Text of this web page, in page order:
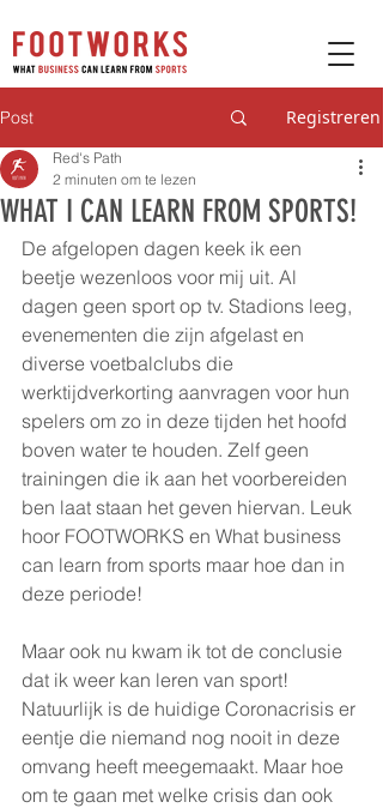
Post Registreren
WHAT I CAN LEARN FROM SPORTS!
Red's Path
2 minuten om te lezen
De afgelopen dagen keek ik een
beetje wezenloos voor mij uit. Al
dagen geen sport op tv. Stadions leeg,
evenementen die zijn afgelast en
diverse voetbalclubs die
werktijdverkorting aanvragen voor hun
spelers om zo in deze tijden het hoofd
boven water te houden. Zelf geen
trainingen die ik aan het voorbereiden
ben laat staan het geven hiervan. Leuk
hoor FOOTWORKS en What business
can learn from sports maar hoe dan in
deze periode!
Maar ook nu kwam ik tot de conclusie
dat ik weer kan leren van sport!
Natuurlijk is de huidige Coronacrisis er
eentje die niemand nog nooit in deze
omvang heeft meegemaakt. Maar hoe
om te gaan met welke crisis dan ook